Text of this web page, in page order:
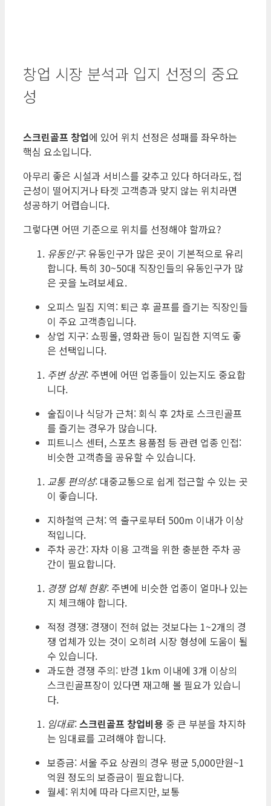
창업 시장 분석과 입지 선정의 중요
성
스크린골프 창업에 있어 위치 선정은 성패를 좌우하는
핵심 요소입니다.
아무리 좋은 시설과 서비스를 갖추고 있다 하더라도, 접
근성이 떨어지거나 타겟 고객층과 맞지 않는 위치라면
성공하기 어렵습니다.
그렇다면 어떤 기준으로 위치를 선정해야 할까요?
유동인구: 유동인구가 많은 곳이 기본적으로 유리
합니다. 특히 30~50대 직장인들의 유동인구가 많
은 곳을 노려보세요.
오피스 밀집 지역: 퇴근 후 골프를 즐기는 직장인들
이 주요 고객층입니다.
상업 지구: 쇼핑몰, 영화관 등이 밀집한 지역도 좋
은 선택입니다.
주변 상권: 주변에 어떤 업종들이 있는지도 중요합
니다.
술집이나 식당가 근처: 회식 후 2차로 스크린골프
를 즐기는 경우가 많습니다.
피트니스 센터, 스포츠 용품점 등 관련 업종 인접:
비슷한 고객층을 공유할 수 있습니다.
교통 편의성: 대중교통으로 쉽게 접근할 수 있는 곳
이 좋습니다.
지하철역 근처: 역 출구로부터 500m 이내가 이상
적입니다.
주차 공간: 자차 이용 고객을 위한 충분한 주차 공
간이 필요합니다.
경쟁 업체 현황: 주변에 비슷한 업종이 얼마나 있는
지 체크해야 합니다.
적정 경쟁: 경쟁이 전혀 없는 것보다는 1~2개의 경
쟁 업체가 있는 것이 오히려 시장 형성에 도움이 될
수 있습니다.
과도한 경쟁 주의: 반경 1km 이내에 3개 이상의
스크린골프장이 있다면 재고해 볼 필요가 있습니
다.
임대료:스크린골프 창업비용 중 큰 부분을 차지하
는 임대료를 고려해야 합니다.
보증금: 서울 주요 상권의 경우 평균 5,000만원~1
억원 정도의 보증금이 필요합니다.
월세: 위치에 따라 다르지만, 보통